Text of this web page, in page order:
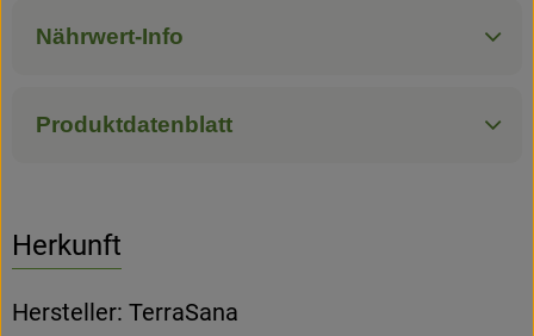
Nährwert-Info
Produktdatenblatt
Herkunft
Hersteller: TerraSana